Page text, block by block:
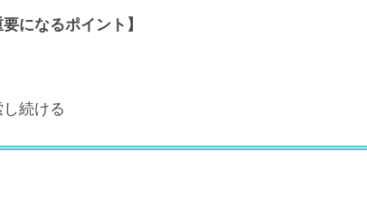
になるポイント】
続ける